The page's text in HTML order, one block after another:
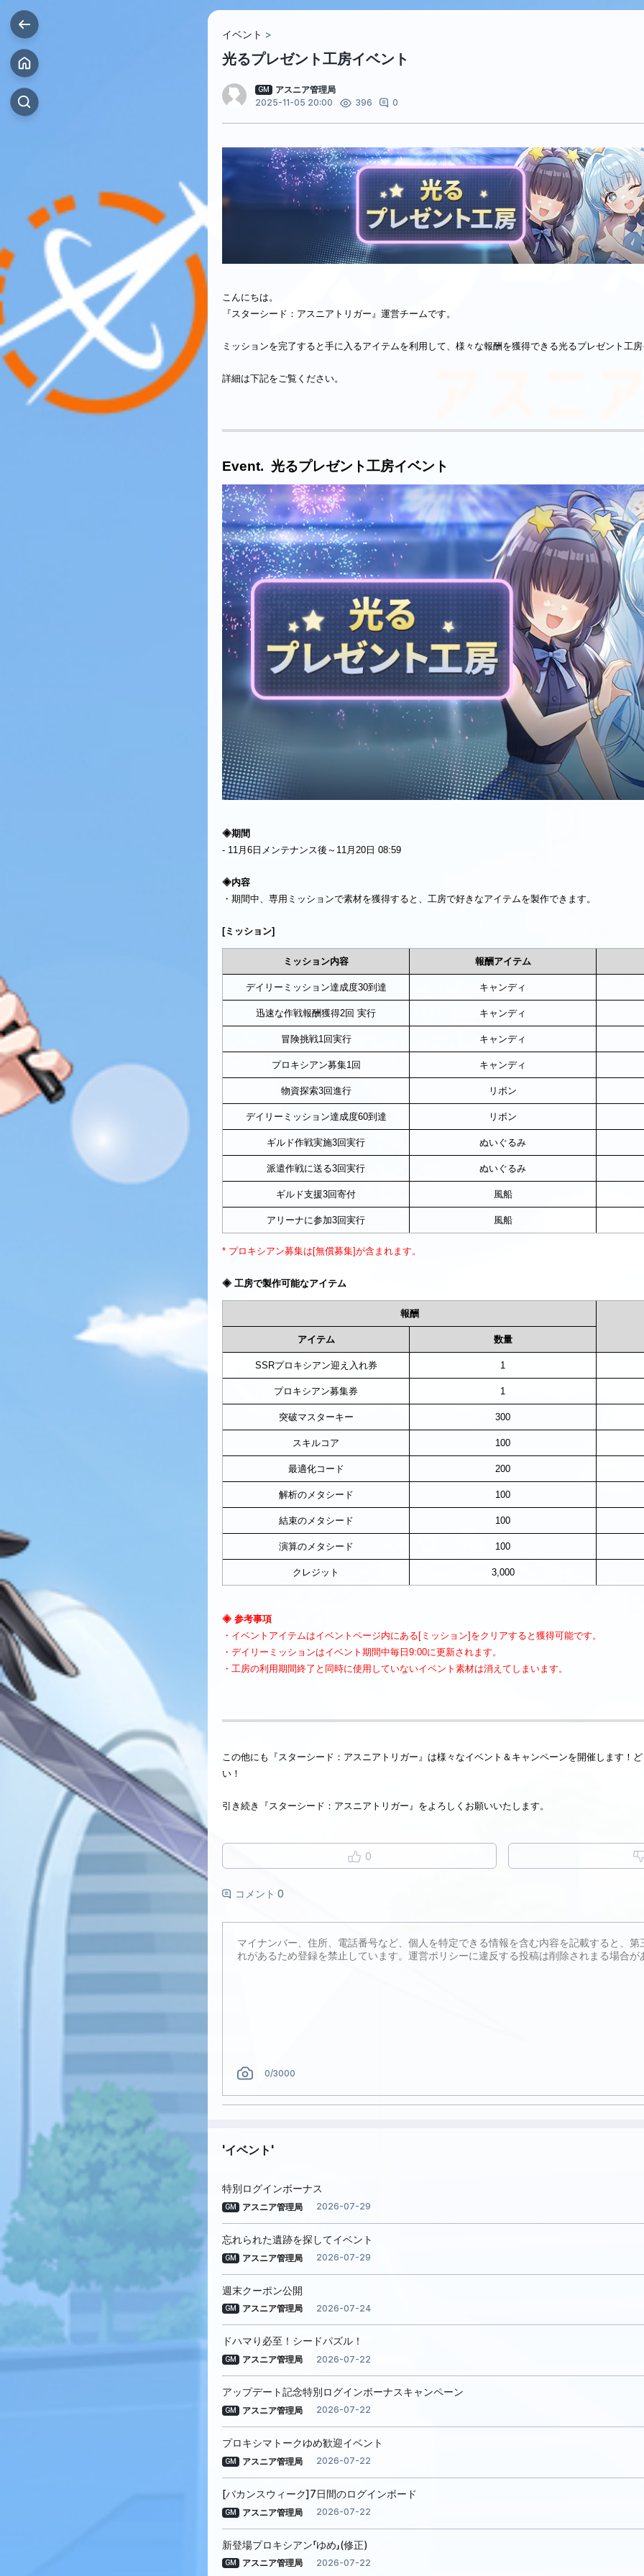
イベント
光るプレゼント工房イベント
GM
アスニア管理局
2025-11-05 20:00
396 0
こんにちは。
『スターシード：アスニアトリガー』運営チームです。
ミッションを完了すると手に入るアイテムを利用して、様々な報酬を獲得できる光るプレゼント工
詳細は下記をご覧ください。
Event. 光るプレゼント工房イベント
◈期間
- 11月6日メンテナンス後～11月20日 08:59
◈内容
・期間中、専用ミッションで素材を獲得すると、工房で好きなアイテムを製作できます。
[ミッション]
ミッション内容 報酬アイテム
デイリーミッション達成度30到達 キャンディ
迅速な作戦報酬獲得2回 実行 キャンディ
冒険挑戦1回実行 キャンディ
プロキシアン募集1回 キャンディ
物資探索3回進行 リボン
デイリーミッション達成度60到達 リボン
ギルド作戦実施3回実行 ぬいぐるみ
派遣作戦に送る3回実行 ぬいぐるみ
ギルド支援3回寄付 風船
アリーナに参加3回実行 風船
* プロキシアン募集は[無償募集]が含まれます。
◈ 工房で製作可能なアイテム
報酬
アイテム 数量
SSRプロキシアン迎え入れ券 1
プロキシアン募集券 1
突破マスターキー 300
スキルコア 100
最適化コード 200
解析のメタシード 100
結束のメタシード 100
演算のメタシード 100
クレジット 3,000
◈ 参考事項
・イベントアイテムはイベントページ内にある[ミッション]をクリアすると獲得可能です。
・デイリーミッションはイベント期間中毎日9:00に更新されます。
・工房の利用期間終了と同時に使用していないイベント素材は消えてしまいます。
この他にも『スターシード：アスニアトリガー』は様々なイベント＆キャンペーンを開催します！
い！
引き続き『スターシード：アスニアトリガー』をよろしくお願いいたします。
0
コメント 0
0/3000
イベント
特別ログインボーナス
GM アスニア管理局 2026-07-29
忘れられた遺跡を探してイベント
GM アスニア管理局 2026-07-29
週末クーポン公開
GM アスニア管理局 2026-07-24
ドハマり必至！シードパズル！
GM アスニア管理局 2026-07-22
アップデート記念特別ログインボーナスキャンペーン
GM アスニア管理局 2026-07-22
プロキシマトークゆめ歓迎イベント
GM アスニア管理局 2026-07-22
[バカンスウィーク]7日間のログインボード
GM アスニア管理局 2026-07-22
新登場プロキシアン「ゆめ」(修正)
GM アスニア管理局 2026-07-22